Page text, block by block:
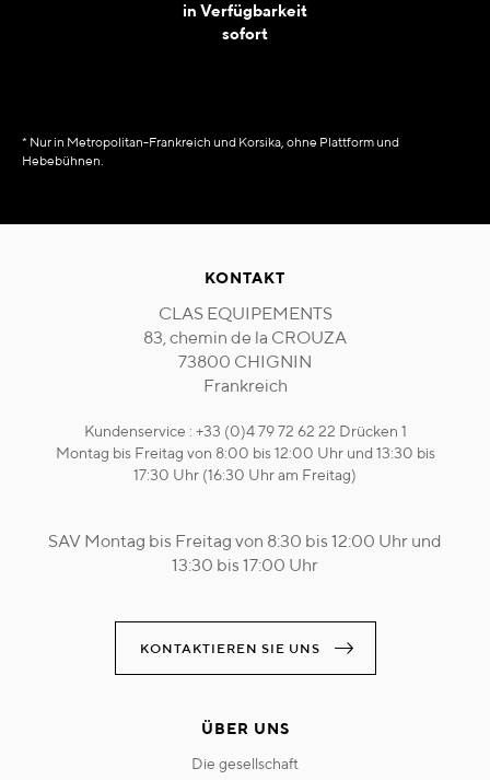
in Verfügbarkeit
sofort
* Nur in Metropolitan-Frankreich und Korsika, ohne Plattform und
Hebebühnen.
KONTAKT
CLAS EQUIPEMENTS
83, chemin de la CROUZA
73800 CHIGNIN
Frankreich
Kundenservice : +33 (0)4 79 72 62 22 Drücken 1
Montag bis Freitag von 8:00 bis 12:00 Uhr und 13:30 bis
17:30 Uhr (16:30 Uhr am Freitag)
SAV Montag bis Freitag von 8:30 bis 12:00 Uhr und
13:30 bis 17:00 Uhr
KONTAKTIEREN SIE UNS
ÜBER UNS
die gesellschaft